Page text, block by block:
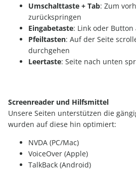
Umschalttaste + Tab: Zum
zurückspringen
Eingabetaste: Link oder Button
Pfeiltasten: Auf der Seite
durchgehen
Leertaste: Seite nach unten
Screenreader und Hilfsmittel
Unsere Seiten unterstützen die
wurden auf diese hin optimiert:
NVDA (PC/Mac)
VoiceOver (Apple)
TalkBack (Android)